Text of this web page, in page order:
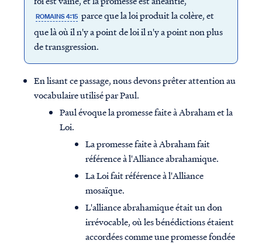
ROMAINS 4:15 parce que la loi produit la colère, et
que là où il n'y a point de loi il n'y a point non plus
de transgression.
En lisant ce passage, nous devons prêter attention au
vocabulaire utilisé par Paul.
Paul évoque la promesse faite à Abraham et la
Loi.
La promesse faite à Abraham fait
référence à l'Alliance abrahamique.
La Loi fait référence à l'Alliance
mosaïque.
L'alliance abrahamique était un don
irrévocable, où les bénédictions étaient
accordées comme une promesse fondée